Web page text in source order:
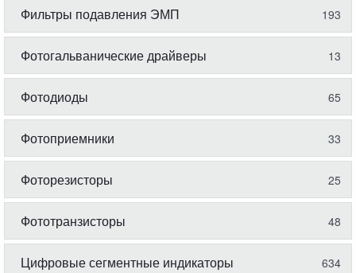
Фильтры подавления ЭМП 193
Фотогальванические драйверы 13
Фотодиоды 65
Фотоприемники 33
Фоторезисторы 25
Фототранзисторы 48
Цифровые сегментные индикаторы 634